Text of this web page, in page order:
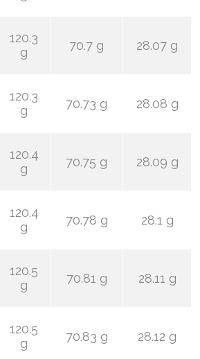
120.3
g
70.7 g 28.07 g
120.3
g
70.73 g 28.08 g
120.4
g
70.75 g 28.09 g
120.4
g
70.78 g 28.1 g
120.5
g
70.81 g 28.11 g
120.5
g
70.83 g 28.12 g